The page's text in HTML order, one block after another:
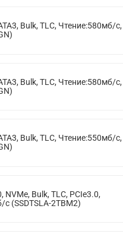
Bulk, TLC, Чтение:580мб/с,
Bulk, TLC, Чтение:580мб/с,
Bulk, TLC, Чтение:550мб/с,
Bulk, TLC, PCIe3.0,
(SSDTSLA-2TBM2)